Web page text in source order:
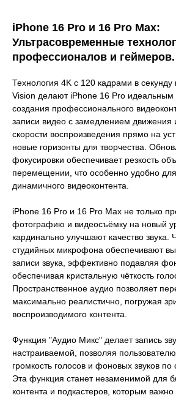
iPhone 16 Pro и 16 Pro Max:
Ультрасовременные
профессионалов и геймеров.
Технология 4K с 120 кадрами в
Vision делают iPhone 16 Pro идеальным
создания профессионального
записи видео с замедлением движения
скорости воспроизведения прямо на
новые горизонты для творчества.
фокусировки обеспечивает резкость
перемещении, что особенно удобно
динамичного видеоконтента.
iPhone 16 Pro и 16 Pro Max не только
фотографию и видеосъёмку на новый
кардинально улучшают качество звука.
студийных микрофона обеспечивают
записи звука, эффективно подавляя
обеспечивая кристальную чёткость
Пространственное аудио позволяет
максимально реалистично, погружая
воспроизводимого контента.
Функция "Аудио Микс" делает запись
настраиваемой, позволяя
громкость голосов и фоновых звуков
Эта функция станет незаменимой для
контента и подкастеров, которым важно